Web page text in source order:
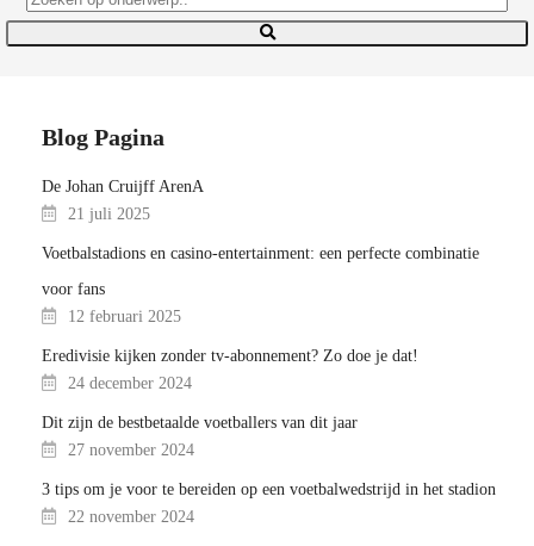
Blog Pagina
De Johan Cruijff ArenA
21 juli 2025
Voetbalstadions en casino-entertainment: een perfecte combinatie
voor fans
12 februari 2025
Eredivisie kijken zonder tv-abonnement? Zo doe je dat!
24 december 2024
Dit zijn de bestbetaalde voetballers van dit jaar
27 november 2024
3 tips om je voor te bereiden op een voetbalwedstrijd in het stadion
22 november 2024